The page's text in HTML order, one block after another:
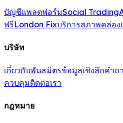
บัญชีแพลตฟอร์มSocial Trading
ฟรีLondon Fixบริการสภาพคล่อง
บริษัท
เกี่ยวกับพันธมิตรข้อมูลเชิงลึกคำถ
ควบคุมติดต่อเรา
กฎหมาย